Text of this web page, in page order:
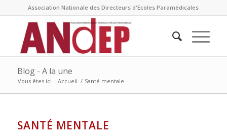
Association Nationale des Directeurs d'Ecoles Paramédicales
Blog - A la une
Vous êtes ici : Accueil / Santé mentale
SANTÉ MENTALE